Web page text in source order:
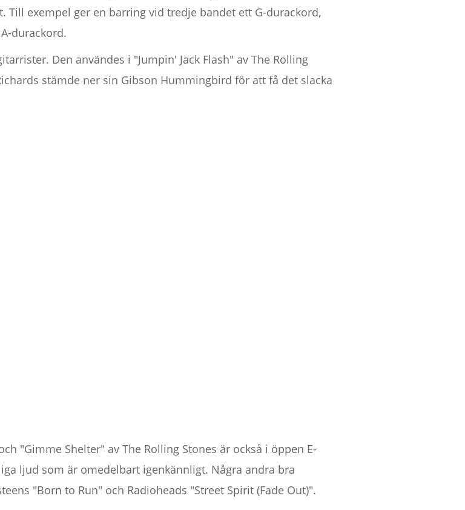
Till exempel ger en barring vid tredje bandet ett G-durackord,
durackord.
Den användes i "Jumpin' Jack Flash" av The Rolling
stämde ner sin Gibson Hummingbird för att få det slacka
"Gimme Shelter" av The Rolling Stones är också i öppen E-
ljud som är omedelbart igenkännligt. Några andra bra
"Born to Run" och Radioheads "Street Spirit (Fade Out)".